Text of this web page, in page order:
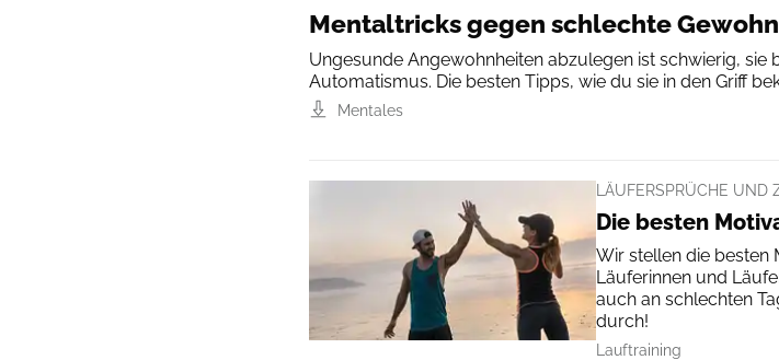
Mentaltricks gegen schlechte
Ungesunde Angewohnheiten abzulegen ist schwierig, sie
Automatismus. Die besten Tipps, wie du sie in den Griff
Mentales
LÄUFERSPRÜCHE
Die besten
Wir stellen die besten
Läuferinnen und
auch an schlechten
durch!
Lauftraining